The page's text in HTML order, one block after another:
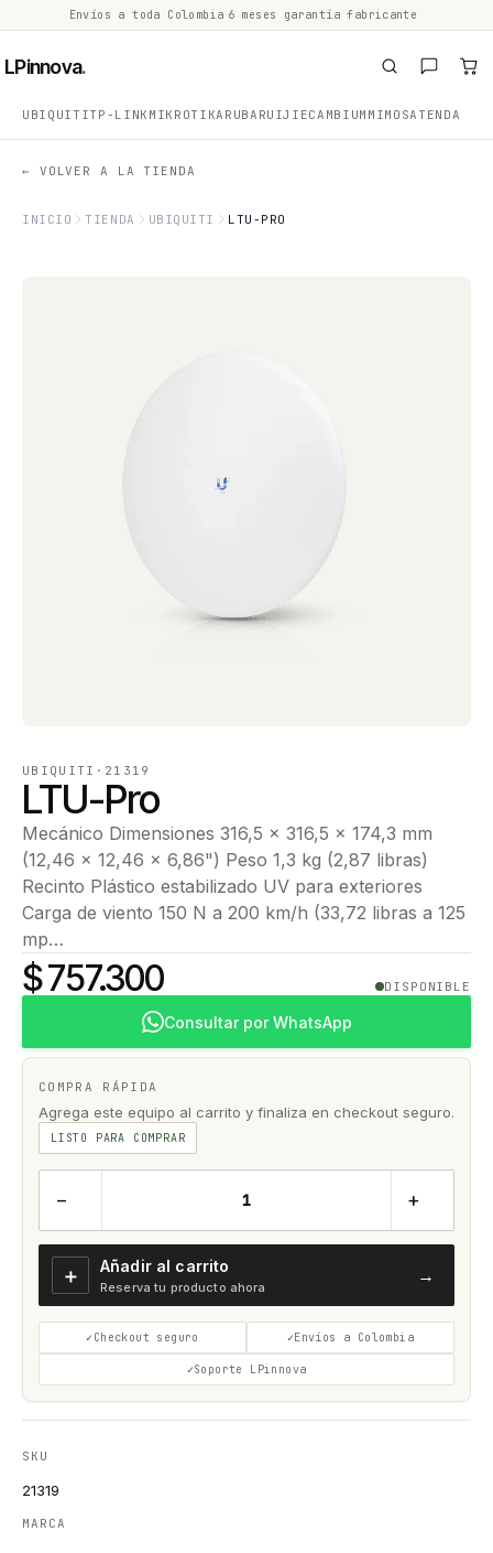
Envíos a toda Colombia 6 meses garantía fabricante
LPinnova.
UBIQUITITP-LINK MIKROTIKARUBA RUIJIECAMBIUM MIMOSATENDA
← VOLVER A LA TIENDA
INICIO TIENDA UBIQUITI LTU-PRO
UBIQUITI · 21319
LTU-Pro
Mecánico Dimensiones 316,5 x 316,5 x 174,3 mm
(12,46 x 12,46 x 6,86") Peso 1,3 kg (2,87 libras)
Recinto Plástico estabilizado UV para exteriores
Carga de viento 150 N a 200 km/h (33,72 libras a 125
mp…
$ 757.300 DISPONIBLE
Consultar por WhatsApp
COMPRA RÁPIDA
Agrega este equipo al carrito y finaliza en checkout seguro.
LISTO PARA COMPRAR
− +
＋ Añadir al carrito
Reserva tu producto ahora
→
Checkout seguro Envíos a Colombia
Soporte LPinnova
SKU
21319
MARCA